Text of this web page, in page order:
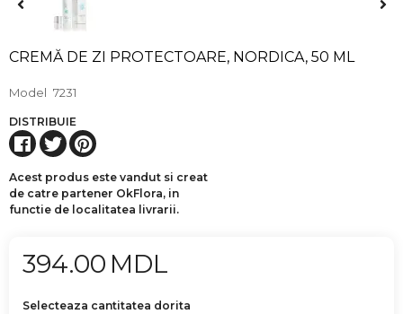
CREMĂ DE ZI PROTECTOARE, NORDICA, 50 ML
Model 7231
DISTRIBUIE
Acest produs este vandut si creat
de catre partener OkFlora, in
functie de localitatea livrarii.
394.00 MDL
Selecteaza cantitatea dorita